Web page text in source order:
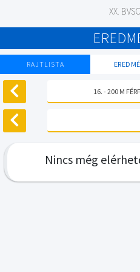
XX.
RAJTLISTA
16. - 200 M
Nincs még